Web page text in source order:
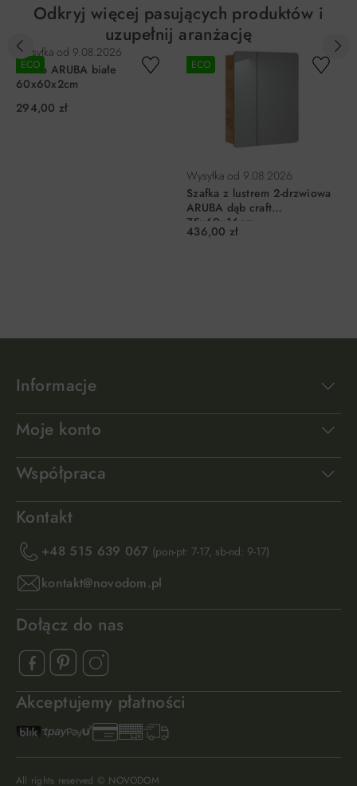
Odkryj więcej pasujących produktów i
uzupełnij aranżację
ECO
Wysyłka od 9.08.2026
Lustro ARUBA białe
60x60x2cm
294,00 zł
ECO
Wysyłka od 9.08.2026
Szafka z lustrem 2-drzwiowa
ARUBA dąb craft
75x60x16cm
436,00 zł
Informacje
Moje konto
Współpraca
Kontakt
+48 515 639 067 (pon-pt: 7-17, sb-nd: 9-17)
kontakt@novodom.pl
Dołącz do nas
Akceptujemy płatności
All rights reserved © NOVODOM